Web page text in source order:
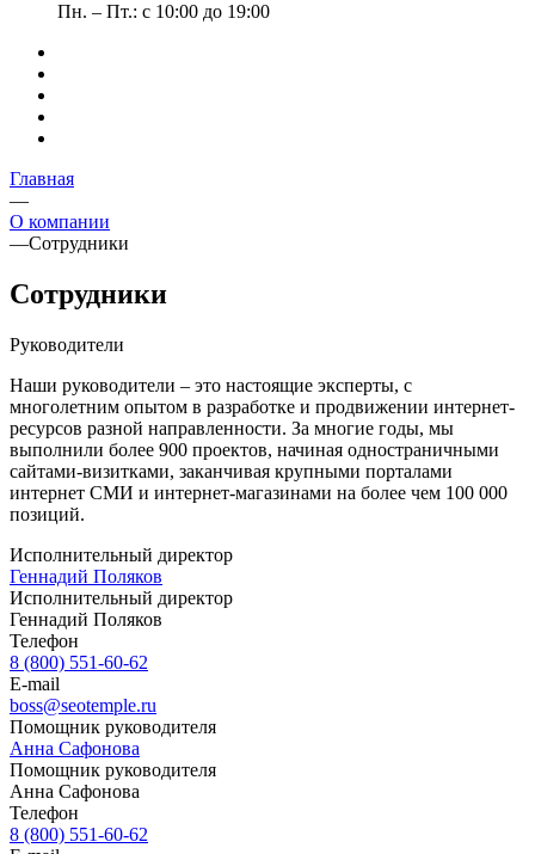
Пн. – Пт.: с 10:00 до 19:00
Главная
—
О компании
—Сотрудники
Сотрудники
Руководители
Наши руководители – это настоящие эксперты, с
многолетним опытом в разработке и продвижении интернет-
ресурсов разной направленности. За многие годы, мы
выполнили более 900 проектов, начиная одностраничными
сайтами-визитками, заканчивая крупными порталами
интернет СМИ и интернет-магазинами на более чем 100 000
позиций.
Исполнительный директор
Геннадий Поляков
Исполнительный директор
Геннадий Поляков
Телефон
8 (800) 551-60-62
E-mail
boss@seotemple.ru
Помощник руководителя
Анна Сафонова
Помощник руководителя
Анна Сафонова
Телефон
8 (800) 551-60-62